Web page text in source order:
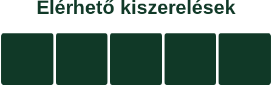
Elérhető kiszerelések